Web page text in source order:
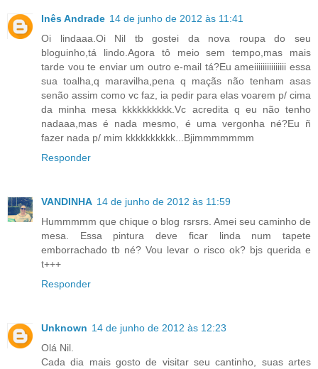
Inês Andrade 14 de junho de 2012 às 11:41
Oi lindaaa.Oi Nil tb gostei da nova roupa do seu
bloguinho,tá lindo.Agora tô meio sem tempo,mas mais
tarde vou te enviar um outro e-mail tá?Eu ameiiiiiiiiiiiiiii essa
sua toalha,q maravilha,pena q maçãs não tenham asas
senão assim como vc faz, ia pedir para elas voarem p/ cima
da minha mesa kkkkkkkkkk.Vc acredita q eu não tenho
nadaaa,mas é nada mesmo, é uma vergonha né?Eu ñ
fazer nada p/ mim kkkkkkkkkk...Bjimmmmmmm
Responder
VANDINHA 14 de junho de 2012 às 11:59
Hummmmm que chique o blog rsrsrs. Amei seu caminho de
mesa. Essa pintura deve ficar linda num tapete
emborrachado tb né? Vou levar o risco ok? bjs querida e
t+++
Responder
Unknown 14 de junho de 2012 às 12:23
Olá Nil.
Cada dia mais gosto de visitar seu cantinho, suas artes